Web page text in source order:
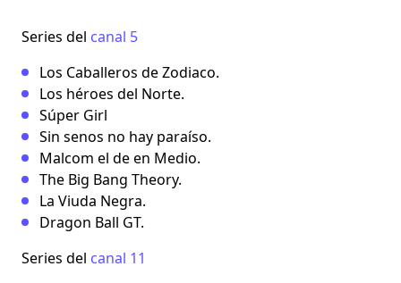
Series del canal 5
Los Caballeros de Zodiaco.
Los héroes del Norte.
Súper Girl
Sin senos no hay paraíso.
Malcom el de en Medio.
The Big Bang Theory.
La Viuda Negra.
Dragon Ball GT.
Series del canal 11